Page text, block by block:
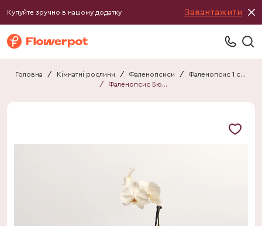
Купуйте зручно в нашому додатку Завантажити
Головна / Кімнатні рослини / Фаленопсиси /
Фаленопсис 1 стебло
/
Фаленопсис Бюджет 1ст.